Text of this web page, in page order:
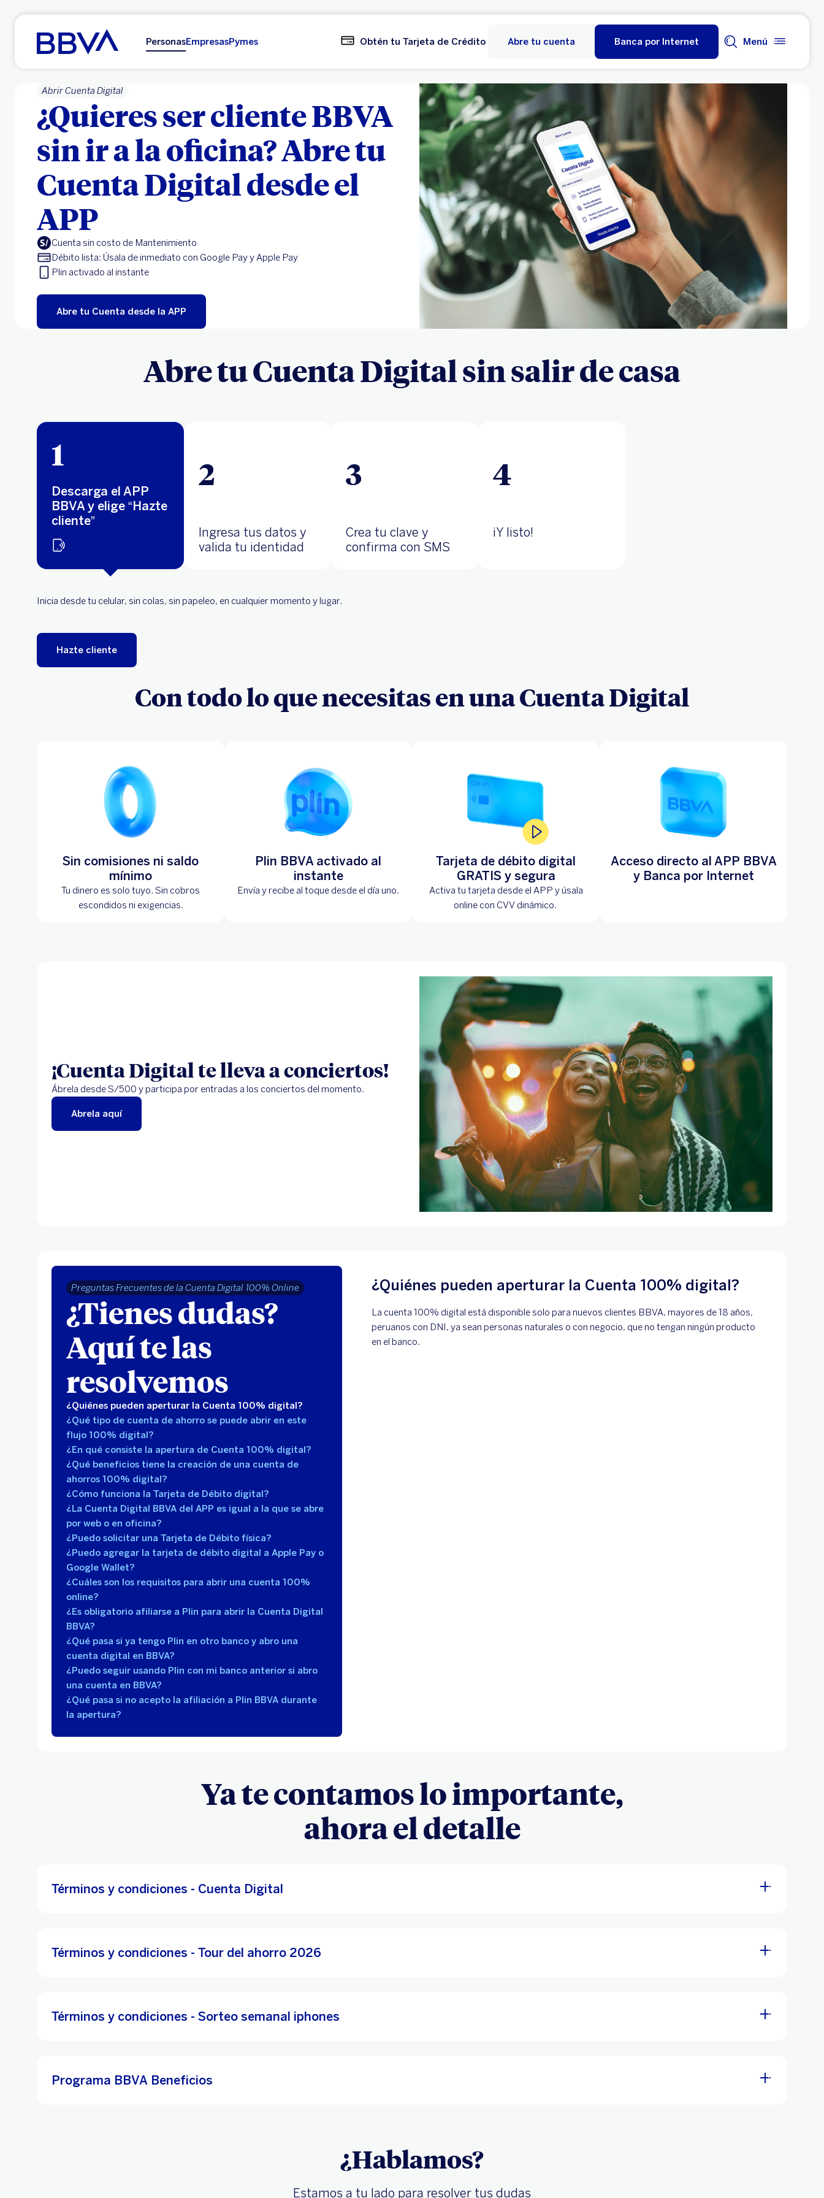
Ir al contenido principal
PersonasEmpresasPymes Obtén tu Tarjeta de Crédito Abre tu cuenta Banca por Internet Menú
Abrir Cuenta Digital
¿Quieres ser cliente BBVA
sin ir a la oficina? Abre tu
Cuenta Digital desde el
APP
Cuenta sin costo de Mantenimiento
Débito lista: Úsala de inmediato con Google Pay y Apple Pay
Plin activado al instante
Abre tu Cuenta desde la APP
Abre tu Cuenta Digital sin salir de casa
1
Descarga el APP
BBVA y elige “Hazte
cliente”
2
Ingresa tus datos y
valida tu identidad
3
Crea tu clave y
confirma con SMS
4
¡Y listo!
Inicia desde tu celular, sin colas, sin papeleo, en cualquier momento y lugar.
Hazte cliente
Con todo lo que necesitas en una Cuenta Digital
Sin comisiones ni saldo
mínimo
Tu dinero es solo tuyo. Sin cobros
escondidos ni exigencias.
Plin BBVA activado al
instante
Envía y recibe al toque desde el día uno.
Tarjeta de débito digital
GRATIS y segura
Activa tu tarjeta desde el APP y úsala
online con CVV dinámico.
Acceso directo al APP BBVA
y Banca por Internet
¡Cuenta Digital te lleva a conciertos!
Ábrela desde S/500 y participa por entradas a los conciertos del momento.
Abrela aquí
Preguntas Frecuentes de la Cuenta Digital 100% Online
¿Tienes dudas?
Aquí te las
resolvemos
¿Quiénes pueden aperturar la Cuenta 100% digital?
¿Qué tipo de cuenta de ahorro se puede abrir en este
flujo 100% digital?
¿En qué consiste la apertura de Cuenta 100% digital?
¿Qué beneficios tiene la creación de una cuenta de
ahorros 100% digital?
¿Cómo funciona la Tarjeta de Débito digital?
¿La Cuenta Digital BBVA del APP es igual a la que se abre
por web o en oficina?
¿Puedo solicitar una Tarjeta de Débito física?
¿Puedo agregar la tarjeta de débito digital a Apple Pay o
Google Wallet?
¿Cuáles son los requisitos para abrir una cuenta 100%
online?
¿Es obligatorio afiliarse a Plin para abrir la Cuenta Digital
BBVA?
¿Qué pasa si ya tengo Plin en otro banco y abro una
cuenta digital en BBVA?
¿Puedo seguir usando Plin con mi banco anterior si abro
una cuenta en BBVA?
¿Qué pasa si no acepto la afiliación a Plin BBVA durante
la apertura?
¿Quiénes pueden aperturar la Cuenta 100% digital?
La cuenta 100% digital está disponible solo para nuevos clientes BBVA, mayores de 18 años,
peruanos con DNI, ya sean personas naturales o con negocio, que no tengan ningún producto
en el banco.
Ya te contamos lo importante,
ahora el detalle
Términos y condiciones - Cuenta Digital
Términos y condiciones - Tour del ahorro 2026
Términos y condiciones - Sorteo semanal iphones
Programa BBVA Beneficios
¿Hablamos?
Estamos a tu lado para resolver tus dudas